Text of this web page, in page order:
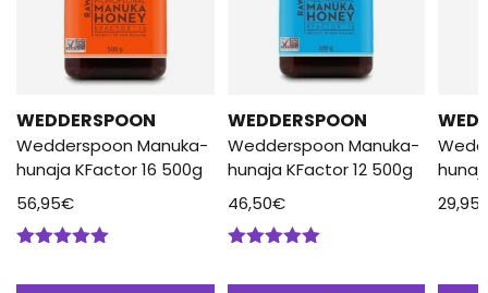
WEDDERSPOON
Wedderspoon Manuka-
hunaja KFactor 16 500g
56,95€
WEDDERSPOON
Wedderspoon Manuka-
hunaja KFactor 12 500g
46,50€
29,95